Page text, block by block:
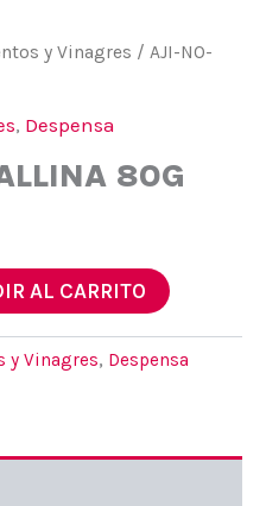
y Vinagres / AJI-NO-
, Despensa
80G
AL CARRITO
y Vinagres, Despensa